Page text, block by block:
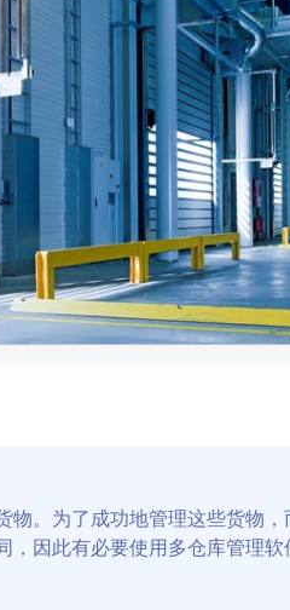
物。为了成功地管理这些货物，
，因此有必要使用多仓库管理软